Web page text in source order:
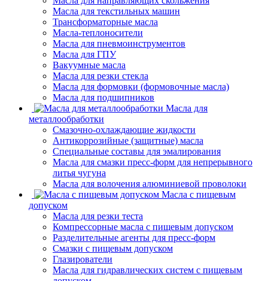
Масла для текстильных машин
Трансформаторные масла
Масла-теплоносители
Масла для пневмоинструментов
Масла для ГПУ
Вакуумные масла
Масла для резки стекла
Масла для формовки (формовочные масла)
Масла для подшипников
Масла для
металлообработки
Смазочно-охлаждающие жидкости
Антикоррозийные (защитные) масла
Специальные составы для эмалирования
Масла для смазки пресс-форм для непрерывного
литья чугуна
Масла для волочения алюминиевой проволоки
Масла с пищевым
допуском
Масла для резки теста
Компрессорные масла с пищевым допуском
Разделительные агенты для пресс-форм
Смазки с пищевым допуском
Глазирователи
Масла для гидравлических систем с пищевым